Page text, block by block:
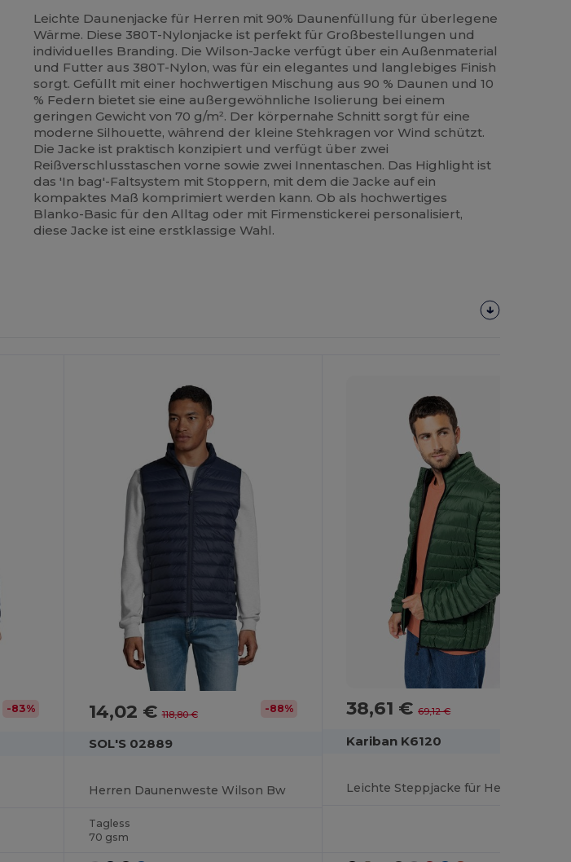
Leichte Daunenjacke für Herren mit 90% Daunenfüllung für überlegene
Wärme. Diese 380T-Nylonjacke ist perfekt für Großbestellungen und
individuelles Branding. Die Wilson-Jacke verfügt über ein Außenmaterial
und Futter aus 380T-Nylon, was für ein elegantes und langlebiges Finish
sorgt. Gefüllt mit einer hochwertigen Mischung aus 90 % Daunen und 10
% Federn bietet sie eine außergewöhnliche Isolierung bei einem
geringen Gewicht von 70 g/m². Der körpernahe Schnitt sorgt für eine
moderne Silhouette, während der kleine Stehkragen vor Wind schützt.
Die Jacke ist praktisch konzipiert und verfügt über zwei
Reißverschlusstaschen vorne sowie zwei Innentaschen. Das Highlight ist
das 'In bag'-Faltsystem mit Stoppern, mit dem die Jacke auf ein
kompaktes Maß komprimiert werden kann. Ob als hochwertiges
Blanko-Basic für den Alltag oder mit Firmenstickerei personalisiert,
diese Jacke ist eine erstklassige Wahl.
-83% 14,02 €118,80 € -88%
SOL'S 02889
Herren Daunenweste Wilson Bw
Tagless
70 gsm
38,61 €69,12 €
Kariban K6120
Leichte Steppjacke für Herren